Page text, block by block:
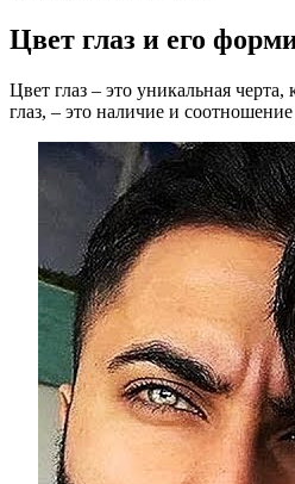
Цвет глаз и его
Цвет глаз – это уникальная
глаз, – это наличие и